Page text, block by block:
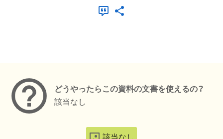
どうやったらこの資料の文書を使えるの？
該当なし
該当なし